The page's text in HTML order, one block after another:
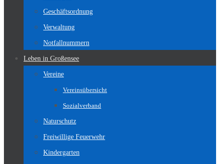
Geschäftsordnung
Verwaltung
Notfallnummern
Leben in Großensee
Vereine
Vereinsübersicht
Sozialverband
Naturschutz
Freiwillige Feuerwehr
Kindergarten